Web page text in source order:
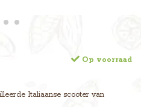
Op voorraad
Italiaanse scooter van